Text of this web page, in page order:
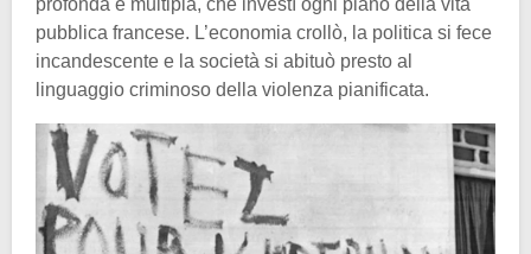
profonda e multipla, che investì ogni piano della vita
pubblica francese. L’economia crollò, la politica si fece
incandescente e la società si abituò presto al
linguaggio criminoso della violenza pianificata.